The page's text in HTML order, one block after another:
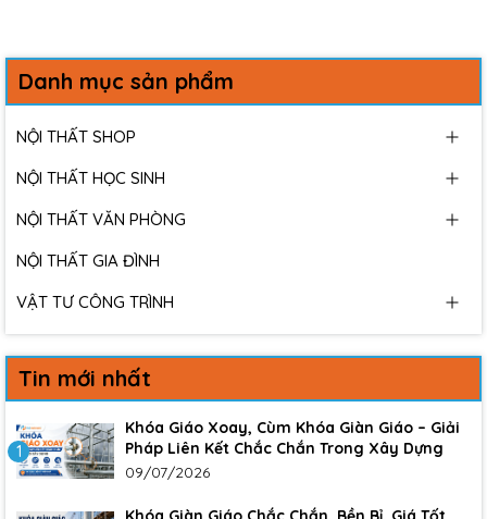
Danh mục sản phẩm
NỘI THẤT SHOP
NỘI THẤT HỌC SINH
NỘI THẤT VĂN PHÒNG
NỘI THẤT GIA ĐÌNH
VẬT TƯ CÔNG TRÌNH
Tin mới nhất
1
Khóa Giáo Xoay, Cùm Khóa Giàn Giáo – Giải
Pháp Liên Kết Chắc Chắn Trong Xây Dựng
09/07/2026